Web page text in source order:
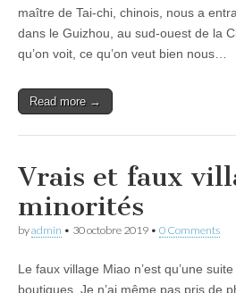
maître de Tai-chi, chinois, nous a
dans le Guizhou, au sud-ouest de la
qu’on voit, ce qu’on veut bien nous…
Read more →
Vrais et faux
minorités
byadmin • 30 octobre 2019 • 0 Comments
Le faux village Miao n’est qu’une
boutiques, Je n’ai même pas pris de